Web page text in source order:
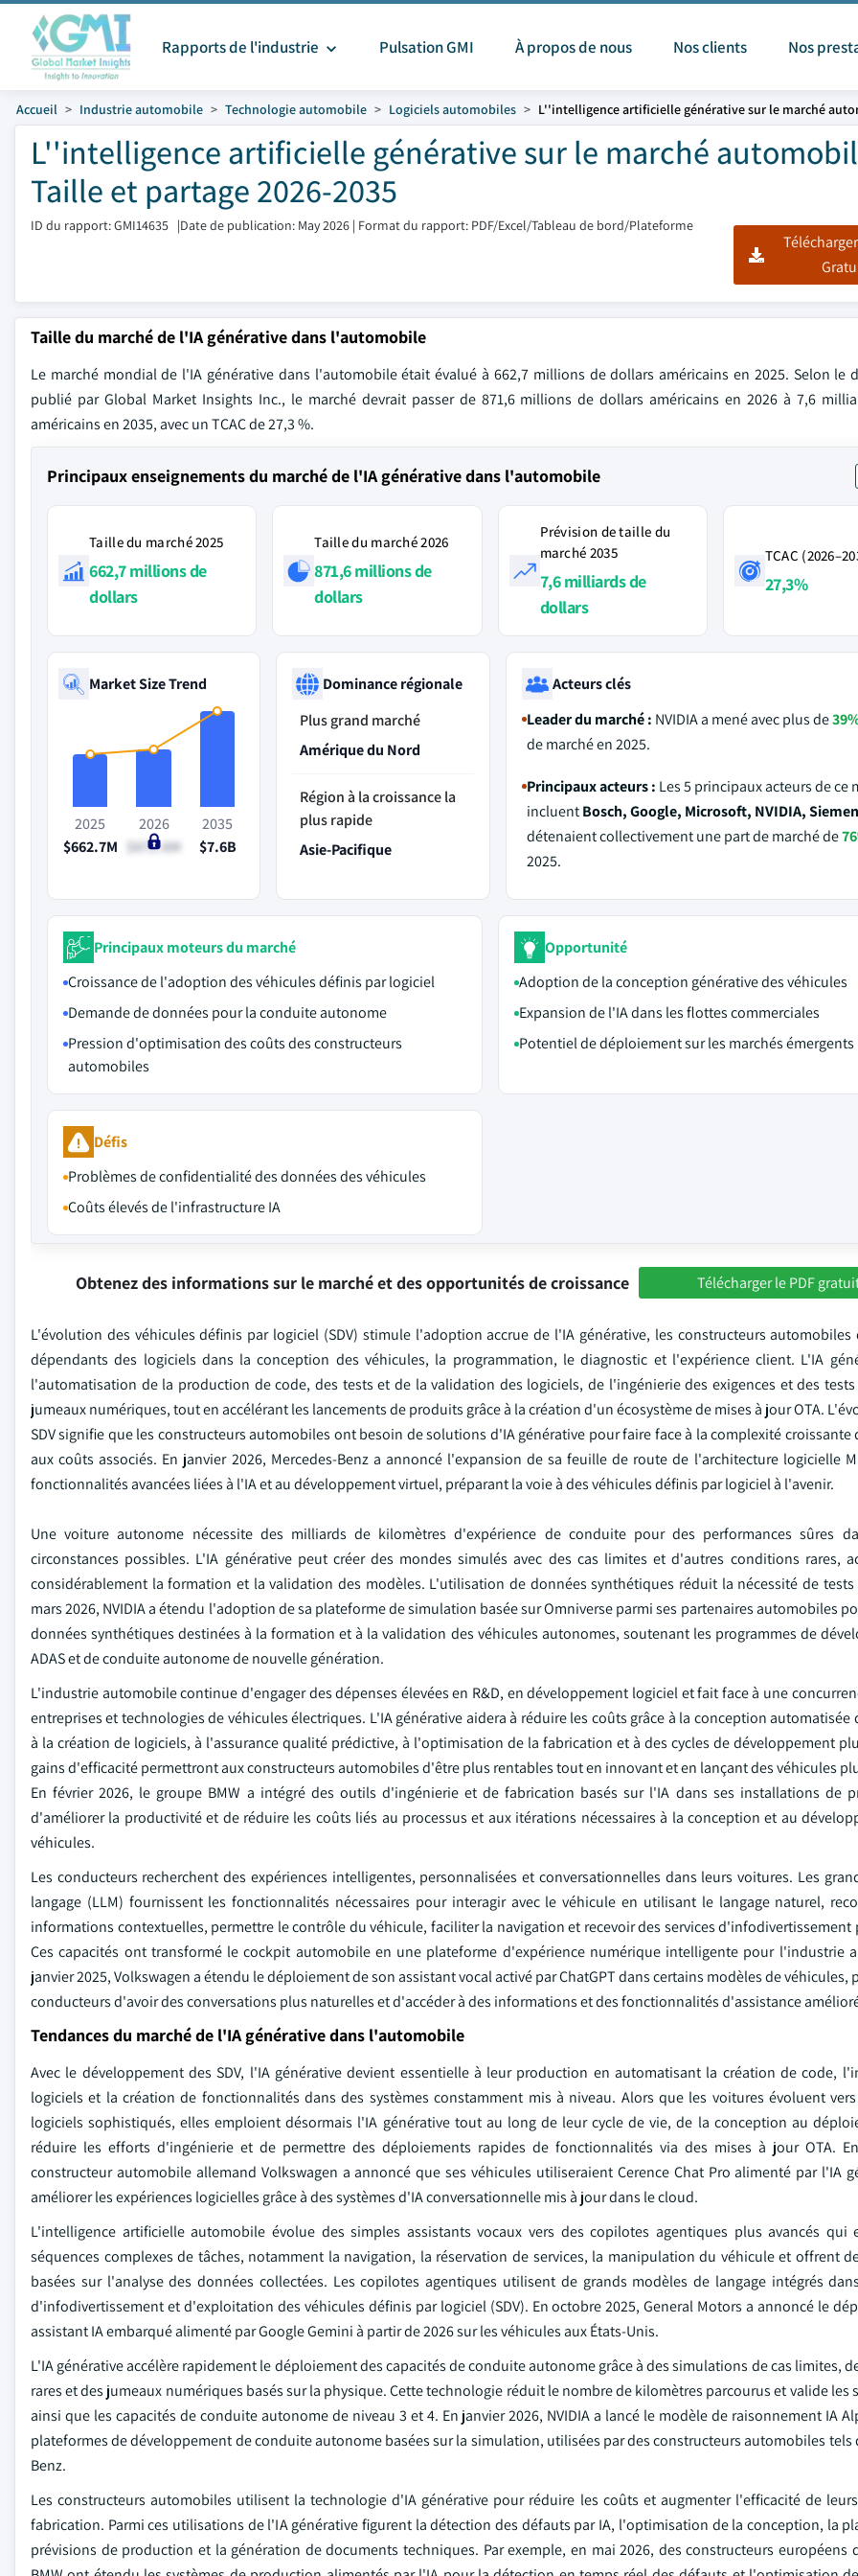
Rapports de l'industrie Pulsation GMI À propos de nous Nos clients Nos
Accueil Industrie automobile Technologie automobile Logiciels automobiles L''intelligence artificielle générative sur le marché
L''intelligence artificielle générative sur le marché
Taille et partage 2026-2035
ID du rapport: GMI14635 |Date de publication: May 2026 | Format du rapport: PDF/Excel/Tableau de bord/Plateforme
Taille du marché de l'IA générative dans l'automobile
Le marché mondial de l'IA générative dans l'automobile était évalué à 662,7 millions de dollars américains en 2025. Selon le
publié par Global Market Insights Inc., le marché devrait passer de 871,6 millions de dollars américains en 2026 à 7,6
américains en 2035, avec un TCAC de 27,3 %.
Principaux enseignements du marché de l'IA générative dans l'automobile
Taille du marché 2025
662,7 millions de
dollars
Taille du marché 2026
871,6 millions de
dollars
Prévision de taille du
marché 2035
7,6 milliards de
dollars
TCAC
27,3%
Market Size Trend
2025
$662.7M
2026
$871.6M
2035
$7.6B
Dominance régionale
Plus grand marché
Amérique du Nord
Région à la croissance la
plus rapide
Asie-Pacifique
Acteurs clés
Leader du marché : NVIDIA a mené avec plus de
de marché en 2025.
Principaux acteurs : Les 5 principaux acteurs de ce
incluentBosch, Google, Microsoft, NVIDIA,
détenaient collectivement une part de marché de
2025.
Principaux moteurs du marché
Croissance de l'adoption des véhicules définis par logiciel
Demande de données pour la conduite autonome
Pression d'optimisation des coûts des constructeurs
automobiles
Opportunité
Adoption de la conception générative des véhicules
Expansion de l'IA dans les flottes commerciales
Potentiel de déploiement sur les marchés émergents
Défis
Problèmes de confidentialité des données des véhicules
Coûts élevés de l'infrastructure IA
Obtenez des informations sur le marché et des opportunités de croissance Télécharger le PDF
L'évolution des véhicules définis par logiciel (SDV) stimule l'adoption accrue de l'IA générative, les constructeurs automobiles
dépendants des logiciels dans la conception des véhicules, la programmation, le diagnostic et l'expérience client. L'IA
l'automatisation de la production de code, des tests et de la validation des logiciels, de l'ingénierie des exigences et des tests
jumeaux numériques, tout en accélérant les lancements de produits grâce à la création d'un écosystème de mises à jour OTA.
SDV signifie que les constructeurs automobiles ont besoin de solutions d'IA générative pour faire face à la complexité croissante
aux coûts associés. En janvier 2026, Mercedes-Benz a annoncé l'expansion de sa feuille de route de l'architecture logicielle
fonctionnalités avancées liées à l'IA et au développement virtuel, préparant la voie à des véhicules définis par logiciel à l'avenir.
Une voiture autonome nécessite des milliards de kilomètres d'expérience de conduite pour des performances sûres
circonstances possibles. L'IA générative peut créer des mondes simulés avec des cas limites et d'autres conditions rares,
considérablement la formation et la validation des modèles. L'utilisation de données synthétiques réduit la nécessité de tests
mars 2026, NVIDIA a étendu l'adoption de sa plateforme de simulation basée sur Omniverse parmi ses partenaires automobiles
données synthétiques destinées à la formation et à la validation des véhicules autonomes, soutenant les programmes de
ADAS et de conduite autonome de nouvelle génération.
L'industrie automobile continue d'engager des dépenses élevées en R&D, en développement logiciel et fait face à une
entreprises et technologies de véhicules électriques. L'IA générative aidera à réduire les coûts grâce à la conception
à la création de logiciels, à l'assurance qualité prédictive, à l'optimisation de la fabrication et à des cycles de développement
gains d'efficacité permettront aux constructeurs automobiles d'être plus rentables tout en innovant et en lançant des véhicules
En février 2026, le groupe BMW a intégré des outils d'ingénierie et de fabrication basés sur l'IA dans ses installations de
d'améliorer la productivité et de réduire les coûts liés au processus et aux itérations nécessaires à la conception et au
véhicules.
Les conducteurs recherchent des expériences intelligentes, personnalisées et conversationnelles dans leurs voitures. Les
langage (LLM) fournissent les fonctionnalités nécessaires pour interagir avec le véhicule en utilisant le langage naturel,
informations contextuelles, permettre le contrôle du véhicule, faciliter la navigation et recevoir des services d'infodivertissement
Ces capacités ont transformé le cockpit automobile en une plateforme d'expérience numérique intelligente pour l'industrie
janvier 2025, Volkswagen a étendu le déploiement de son assistant vocal activé par ChatGPT dans certains modèles de véhicules,
conducteurs d'avoir des conversations plus naturelles et d'accéder à des informations et des fonctionnalités d'assistance
Tendances du marché de l'IA générative dans l'automobile
Avec le développement des SDV, l'IA générative devient essentielle à leur production en automatisant la création de code,
logiciels et la création de fonctionnalités dans des systèmes constamment mis à niveau. Alors que les voitures évoluent
logiciels sophistiqués, elles emploient désormais l'IA générative tout au long de leur cycle de vie, de la conception au
réduire les efforts d'ingénierie et de permettre des déploiements rapides de fonctionnalités via des mises à jour OTA.
constructeur automobile allemand Volkswagen a annoncé que ses véhicules utiliseraient Cerence Chat Pro alimenté par l'IA
améliorer les expériences logicielles grâce à des systèmes d'IA conversationnelle mis à jour dans le cloud.
L'intelligence artificielle automobile évolue des simples assistants vocaux vers des copilotes agentiques plus avancés qui
séquences complexes de tâches, notamment la navigation, la réservation de services, la manipulation du véhicule et offrent
basées sur l'analyse des données collectées. Les copilotes agentiques utilisent de grands modèles de langage intégrés
d'infodivertissement et d'exploitation des véhicules définis par logiciel (SDV). En octobre 2025, General Motors a annoncé le
assistant IA embarqué alimenté par Google Gemini à partir de 2026 sur les véhicules aux États-Unis.
L'IA générative accélère rapidement le déploiement des capacités de conduite autonome grâce à des simulations de cas limites,
rares et des jumeaux numériques basés sur la physique. Cette technologie réduit le nombre de kilomètres parcourus et valide les
ainsi que les capacités de conduite autonome de niveau 3 et 4. En janvier 2026, NVIDIA a lancé le modèle de raisonnement IA
plateformes de développement de conduite autonome basées sur la simulation, utilisées par des constructeurs automobiles tels
Benz.
Les constructeurs automobiles utilisent la technologie d'IA générative pour réduire les coûts et augmenter l'efficacité de
fabrication. Parmi ces utilisations de l'IA générative figurent la détection des défauts par IA, l'optimisation de la conception, la
prévisions de production et la génération de documents techniques. Par exemple, en mai 2026, des constructeurs européens